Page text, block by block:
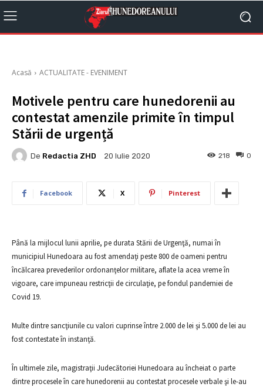
Acasă ACTUALITATE - EVENIMENT
Motivele pentru care hunedorenii au
contestat amenzile primite în timpul
Stării de urgență
De Redactia ZHD 20 Iulie 2020 0
218
Facebook X Pinterest
Până la mijlocul lunii aprilie, pe durata Stării de Urgenţă, numai în
municipiul Hunedoara au fost amendaţi peste 800 de oameni pentru
încălcarea prevederilor ordonanţelor militare, aflate la acea vreme în
vigoare, care impuneau restricţii de circulaţie, pe fondul pandemiei de
Covid 19.
Multe dintre sancţiunile cu valori cuprinse între 2.000 de lei şi 5.000 de lei au
fost contestate în instanţă.
În ultimele zile, magistraţii Judecătoriei Hunedoara au încheiat o parte
dintre procesele în care hunedorenii au contestat procesele verbale şi le-au